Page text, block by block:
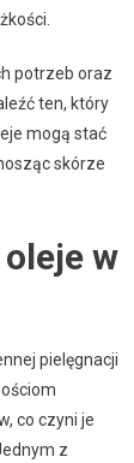
potrzeb oraz
ten, który
mogą stać
skórze
w
pielęgnacji
co czyni je
z